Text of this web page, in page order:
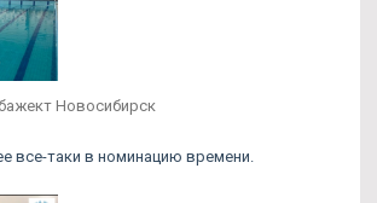
Новосибирск
все-таки в номинацию времени.